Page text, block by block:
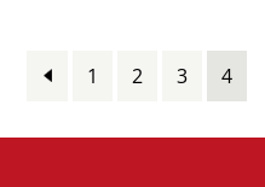
1 2 3 4